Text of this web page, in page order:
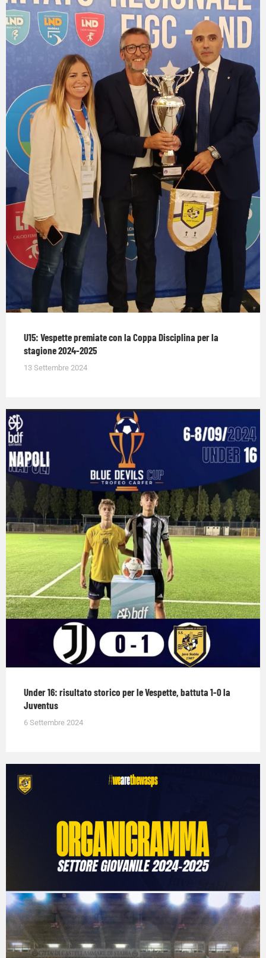
U15: Vespette premiate con la Coppa Disciplina per la
stagione 2024-2025
13 Settembre 2024
Under 16: risultato storico per le Vespette, battuta 1-0 la
Juventus
6 Settembre 2024